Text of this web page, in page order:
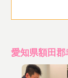
愛知県額田